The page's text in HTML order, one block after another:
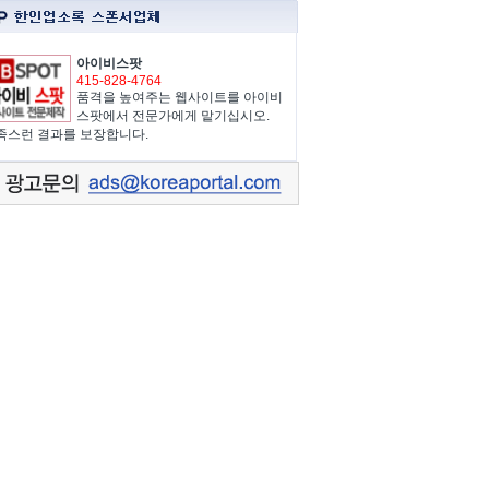
아이비스팟
415-828-4764
품격을 높여주는 웹사이트를 아이비
스팟에서 전문가에게 맡기십시오.
스런 결과를 보장합니다.